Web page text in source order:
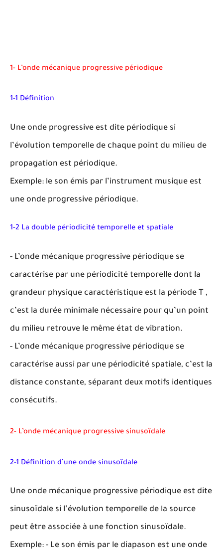
1- L’onde mécanique progressive périodique
1-1 Définition
Une onde progressive est dite périodique si
l’évolution temporelle de chaque point du milieu de
propagation est périodique.
Exemple: le son émis par l’instrument musique est
une onde progressive périodique.
1-2 La double périodicité temporelle et spatiale
- L’onde mécanique progressive périodique se
caractérise par une périodicité temporelle dont la
grandeur physique caractéristique est la période T ,
c’est la durée minimale nécessaire pour qu’un point
du milieu retrouve le même état de vibration.
- L’onde mécanique progressive périodique se
caractérise aussi par une périodicité spatiale, c’est la
distance constante, séparant deux motifs identiques
consécutifs.
2- L’onde mécanique progressive sinusoïdale
2-1 Définition d’une onde sinusoïdale
Une onde mécanique progressive périodique est dite
sinusoïdale si l’évolution temporelle de la source
peut être associée à une fonction sinusoïdale.
Exemple: - Le son émis par le diapason est une onde